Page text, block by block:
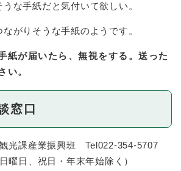
な手紙だと気付いて欲しい。
がりそうな手紙のようです。
紙が届いたら、無視をする。 送った
い。
窓口
光課産業振興班 Tel022-354-5707
曜日、祝日・年末年始除く）